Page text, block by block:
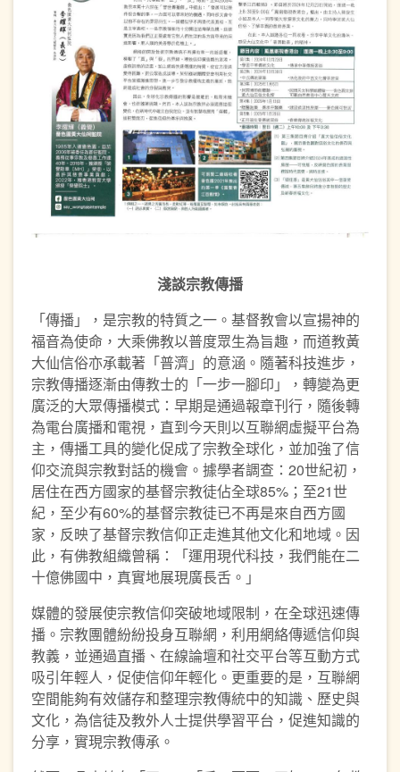
淺談宗教傳播
「傳播」，是宗教的特質之一。基督教會以宣揚神的
福音為使命，大乘佛教以普度眾生為旨趣，而道教黃
大仙信俗亦承載著「普濟」的意涵。隨著科技進步，
宗教傳播逐漸由傳教士的「一步一腳印」，轉變為更
廣泛的大眾傳播模式：早期是通過報章刊行，隨後轉
為電台廣播和電視，直到今天則以互聯網虛擬平台為
主，傳播工具的變化促成了宗教全球化，並加強了信
仰交流與宗教對話的機會。據學者調查：20世紀初，
居住在西方國家的基督宗教徒佔全球85%；至21世
紀，至少有60%的基督宗教徒已不再是來自西方國
家，反映了基督宗教信仰正走進其他文化和地域。因
此，有佛教組織曾稱：「運用現代科技，我們能在二
十億佛國中，真實地展現廣長舌。」
媒體的發展使宗教信仰突破地域限制，在全球迅速傳
播。宗教團體紛紛投身互聯網，利用網絡傳遞信仰與
教義，並通過直播、在線論壇和社交平台等互動方式
吸引年輕人，促使信仰年輕化。更重要的是，互聯網
空間能夠有效儲存和整理宗教傳統中的知識、歷史與
文化，為信徒及教外人士提供學習平台，促進知識的
分享，實現宗教傳承。